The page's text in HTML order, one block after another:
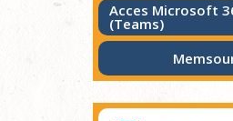
Acces Microsoft
(Teams)